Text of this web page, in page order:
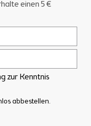
einen 5 €
zur Kenntnis
abbestellen.